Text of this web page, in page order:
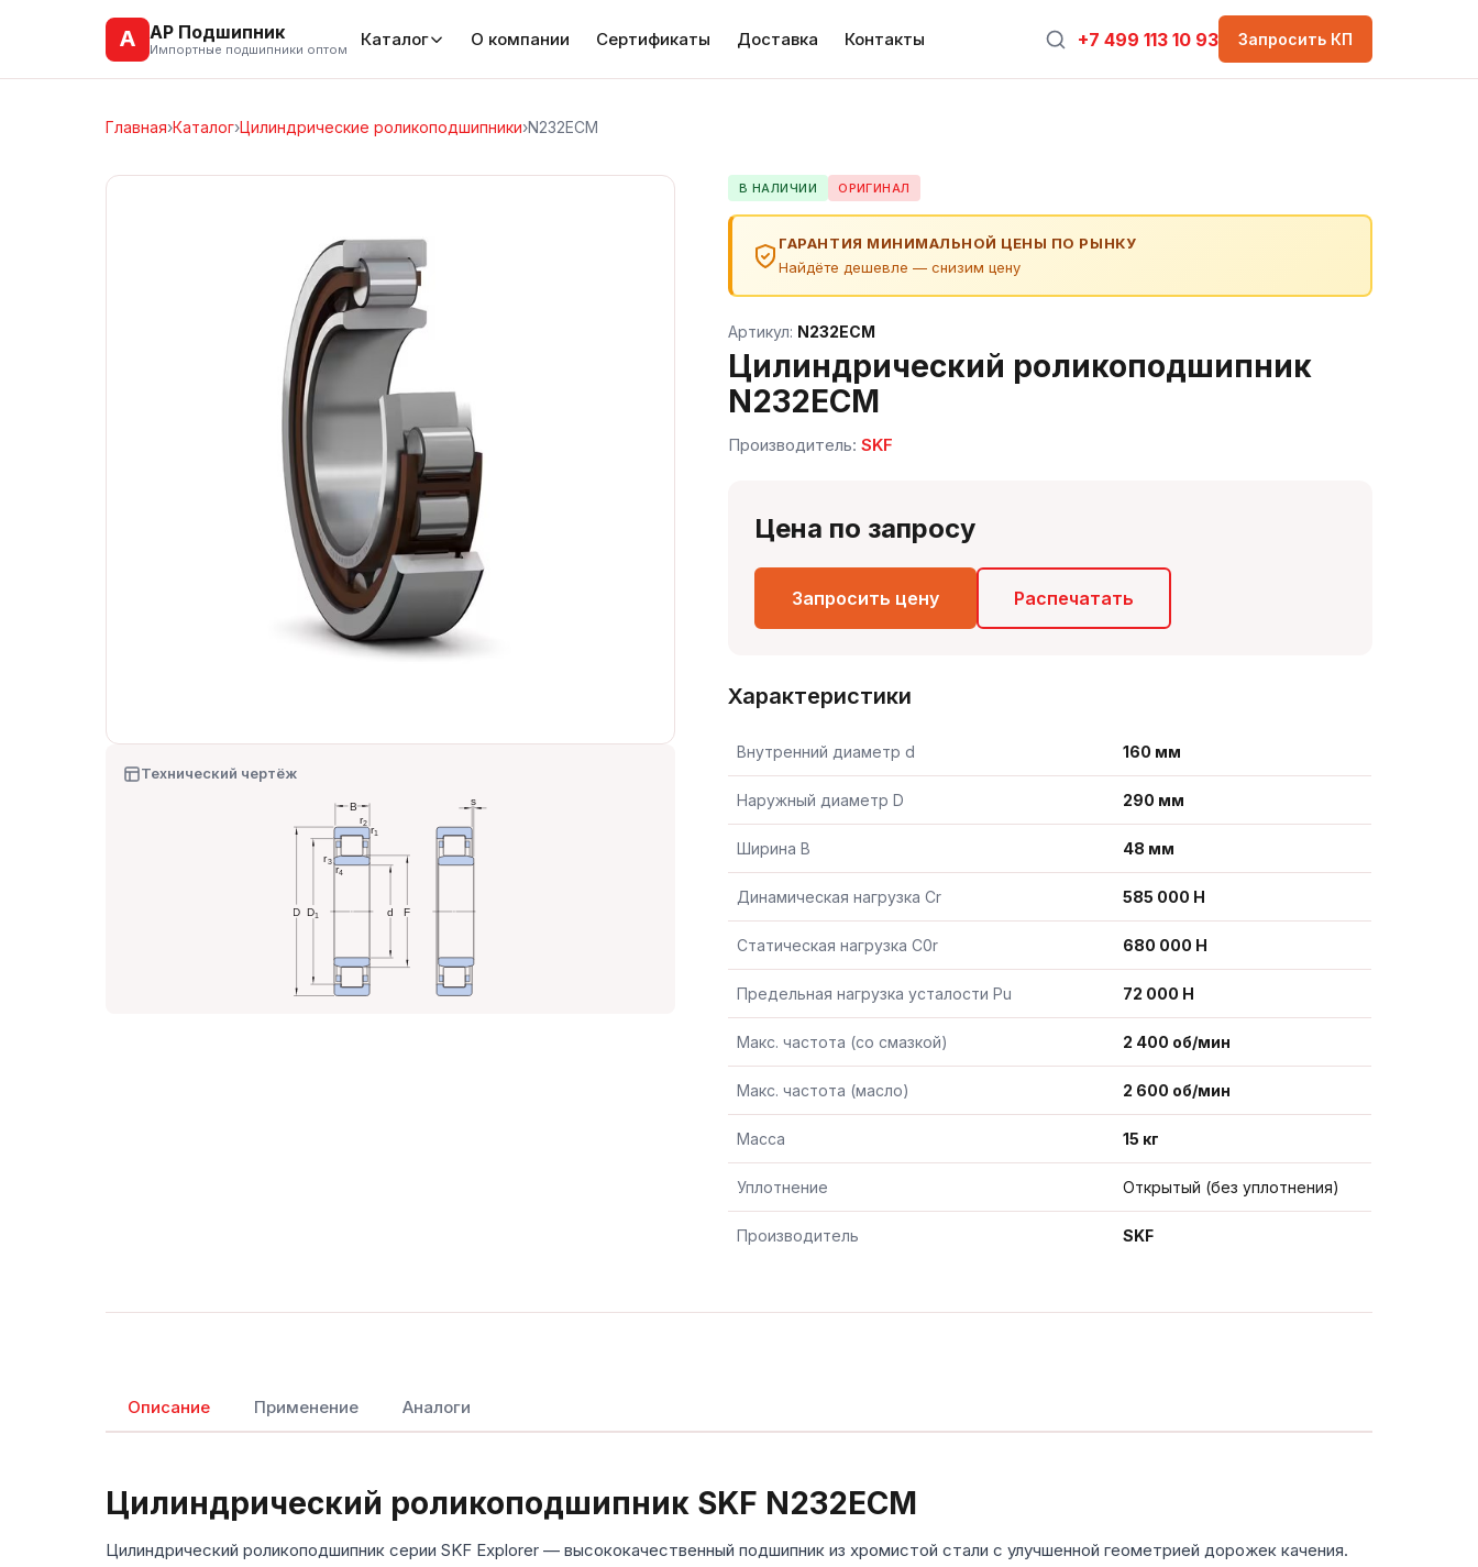
А АР Подшипник
Импортные подшипники оптом Каталог О компании Сертификаты Доставка Контакты +7 499 113 10 93 Запросить КП
Главная›Каталог›Цилиндрические роликоподшипники›N232ECM
Технический чертёж
В НАЛИЧИИ ОРИГИНАЛ
ГАРАНТИЯ МИНИМАЛЬНОЙ ЦЕНЫ ПО РЫНКУ
Найдёте дешевле — снизим цену
Артикул: N232ECM
Цилиндрический роликоподшипник
N232ECM
Производитель:SKF
Цена по запросу
Запросить цену Распечатать
Характеристики
Внутренний диаметр d 160 мм
Наружный диаметр D 290 мм
Ширина B 48 мм
Динамическая нагрузка Cr 585 000 Н
Статическая нагрузка C0r 680 000 Н
Предельная нагрузка усталости Pu 72 000 Н
Макс. частота (со смазкой) 2 400 об/мин
Макс. частота (масло) 2 600 об/мин
Масса 15 кг
Уплотнение Открытый (без уплотнения)
Производитель SKF
Описание Применение Аналоги
Цилиндрический роликоподшипник SKF N232ECM
Цилиндрический роликоподшипник серии SKF Explorer — высококачественный подшипник из хромистой стали с улучшенной геометрией дорожек качения.